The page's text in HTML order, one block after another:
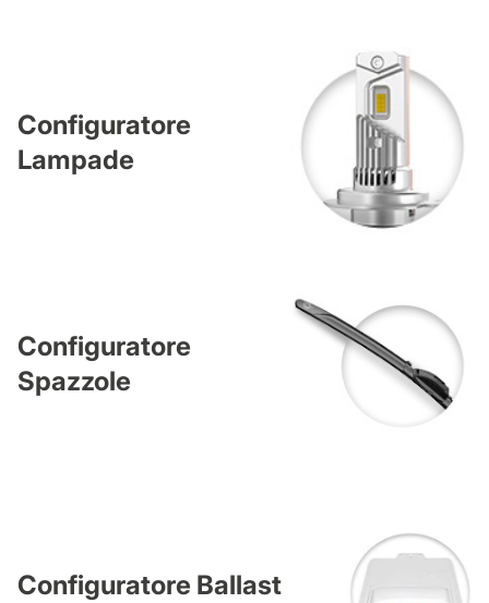
Configuratore
Lampade
Configuratore
Spazzole
Configuratore Ballast